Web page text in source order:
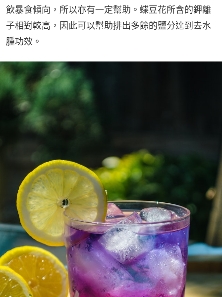
飲暴食傾向，所以亦有一定幫助。蝶豆花所含的鉀離
子相對較高，因此可以幫助排出多餘的鹽分達到去水
腫功效。